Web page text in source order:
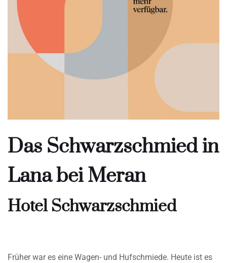
Das Schwarzschmied in
Lana bei Meran
Hotel Schwarzschmied
Früher war es eine Wagen- und Hufschmiede. Heute ist es